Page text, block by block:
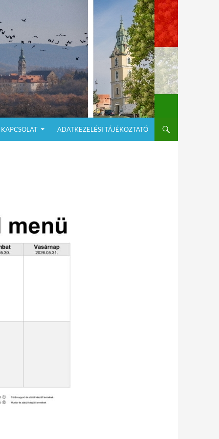
KAPCSOLAT ADATKEZELÉSI TÁJÉKOZTATÓ